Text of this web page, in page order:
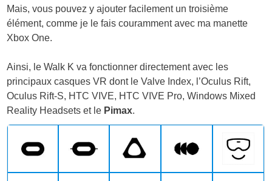
Mais, vous pouvez y ajouter facilement un troisième
élément, comme je le fais couramment avec ma manette
Xbox One.
Ainsi, le Walk K va fonctionner directement avec les
principaux casques VR dont le Valve Index, l’Oculus Rift,
Oculus Rift-S, HTC VIVE, HTC VIVE Pro, Windows Mixed
Reality Headsets et le Pimax.